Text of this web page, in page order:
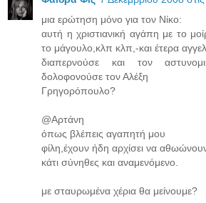
μια ερώτηση μόνο για τον Νίκο:
αυτή η χριστιανική αγάπη με το
το μάγουλο,κλπ κλπ,-και έτερα
διαπερνούσε και τον
δολοφονούσε τον Αλέξη
Γρηγορόπουλο?
@Αρτάνη
όπως βλέπεις αγαπητή μου
φίλη,έχουν ήδη αρχίσει να
κάτι σύνηθες και αναμενόμενο.
με σταυρωμένα χέρια θα μείνουμε?